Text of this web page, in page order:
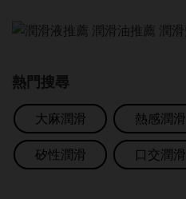
熱門搜尋
大麻潤滑 熱感潤滑
矽性潤滑 口交潤滑